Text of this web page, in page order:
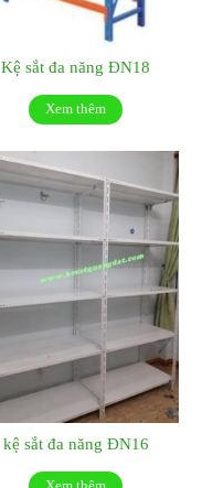
Kệ sắt đa năng ĐN18
Xem thêm
kệ sắt đa năng ĐN16
Xem thêm